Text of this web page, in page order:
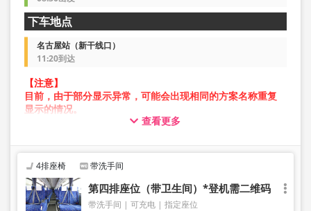
下车地点
名古屋站（新干线口）
11:20到达
【注意】
目前，由于部分显示异常，可能会出现相同的方案名称重复
显示的情况。
在此情况下，预约操作过程中可能会发生错误。
的方案进行预约。
查看更多
4排座椅 带洗手间
第四排座位（带卫生间）*登机需二维码
带洗手间 可充电 指定座位